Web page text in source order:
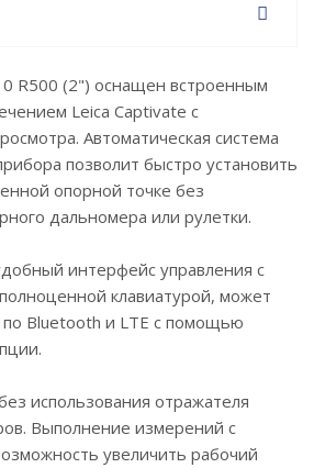
R500 (2") оснащен встроенным
Leica Captivate с
Автоматическая система
позволит быстро установить
опорной точке без
дальномера или рулетки.
интерфейс управления с
клавиатурой, может
Bluetooth и LTE с помощью
использования отражателя
Выполнение измерений с
увеличить рабочий